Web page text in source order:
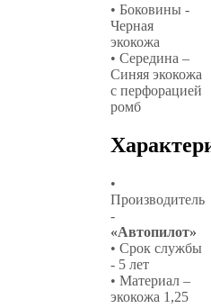
• Боковины -
Черная
экокожа
• Середина –
Синяя экокожа
с перфорацией
ромб
•
Производитель
-
«Автопилот»
• Срок службы
- 5 лет
• Материал –
экокожа 1,25